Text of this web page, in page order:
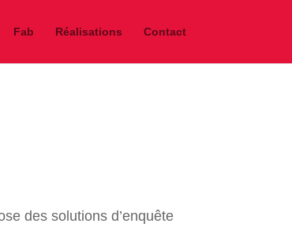
Fab Réalisations Contact
des solutions d’enquête